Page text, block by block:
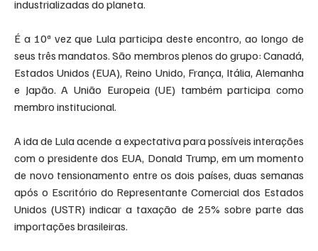
industrializadas do planeta.
É a 10ª vez que Lula participa deste encontro, ao longo de
seus três mandatos. São membros plenos do grupo: Canadá,
Estados Unidos (EUA), Reino Unido, França, Itália, Alemanha
e Japão. A União Europeia (UE) também participa como
membro institucional.
A ida de Lula acende a expectativa para possíveis interações
com o presidente dos EUA, Donald Trump, em um momento
de novo tensionamento entre os dois países, duas semanas
após o Escritório do Representante Comercial dos Estados
Unidos (USTR) indicar a taxação de 25% sobre parte das
importações brasileiras.